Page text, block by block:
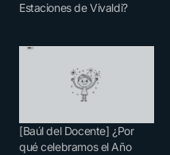
Estaciones de Vivaldi?
[Baúl del Docente] ¿Por
qué celebramos el Año